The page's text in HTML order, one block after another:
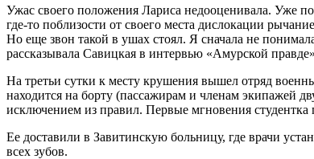
Ужас своего положения Лариса недооценивала. Уже
где-то поблизости от своего места дислокации
Но еще звон такой в ушах стоял. Я сначала не
рассказывала Савицкая в интервью «Амурской
На третьи сутки к месту крушения вышел отряд
находится на борту (пассажирам и членам экипажей
исключением из правил. Первые мгновения студентка
Ее доставили в Завитинскую больницу, где врачи
всех зубов.